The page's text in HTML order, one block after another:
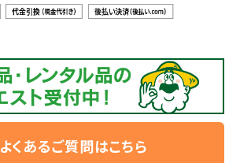
よくあるご質問はこちら